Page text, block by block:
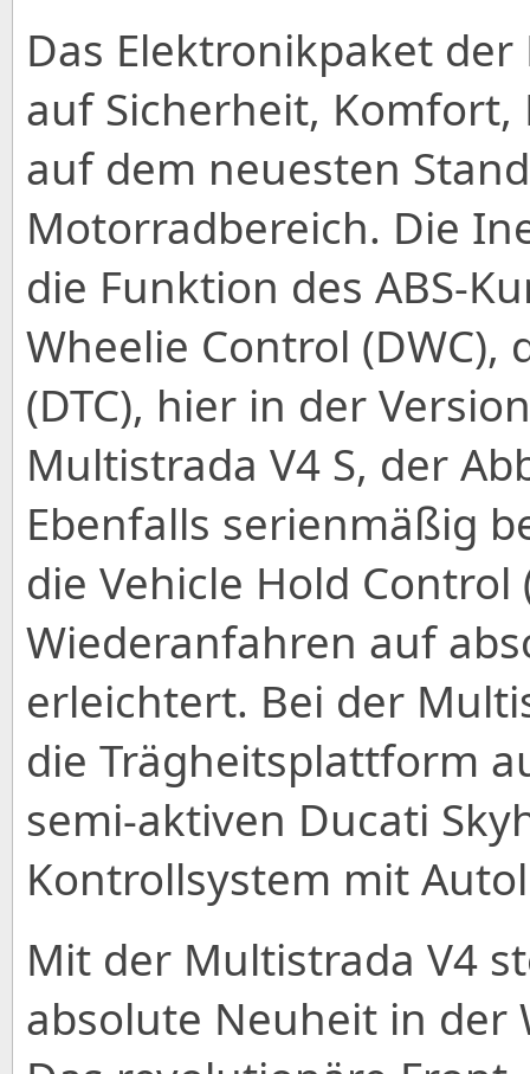
Das Elektronikpaket
auf Sicherheit,
auf dem neuesten
Motorradbereich. Die
die Funktion des ABS-
Wheelie Control
(DTC), hier in der
Multistrada V4 S, der
Ebenfalls serienmäßig
die Vehicle Hold Control
Wiederanfahren auf
erleichtert. Bei der
die Trägheitsplattform
semi-aktiven Ducati
Kontrollsystem mit
Mit der Multistrada V4
absolute Neuheit in der